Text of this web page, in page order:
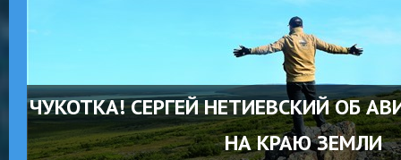
ЧУКОТКА! СЕРГЕЙ НЕТИЕВСКИЙ ОБ
НА КРАЮ ЗЕМЛИ